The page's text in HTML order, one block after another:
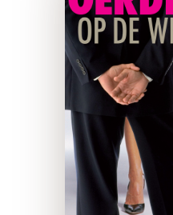
We
collega’s om
als
collega’s,
beter